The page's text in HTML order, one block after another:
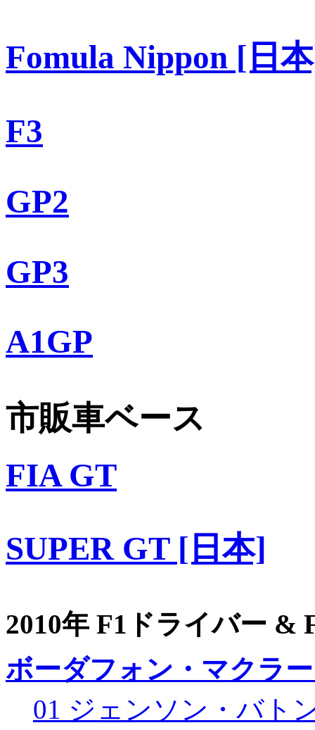
Fomula Nippon [日
F3
GP2
GP3
A1GP
市販車ベース
FIA GT
SUPER GT [日本]
2010年 F1ドライバー &
ボーダフォン・マクラ
01 ジェンソン・バト